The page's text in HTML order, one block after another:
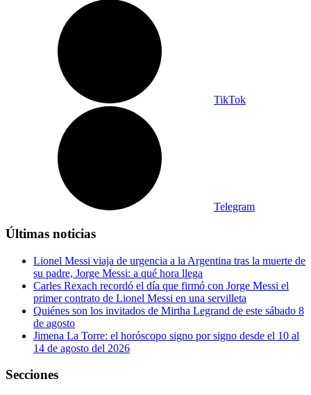
TikTok
Telegram
Últimas noticias
Lionel Messi viaja de urgencia a la Argentina tras la muerte de
su padre, Jorge Messi: a qué hora llega
Carles Rexach recordó el día que firmó con Jorge Messi el
primer contrato de Lionel Messi en una servilleta
Quiénes son los invitados de Mirtha Legrand de este sábado 8
de agosto
Jimena La Torre: el horóscopo signo por signo desde el 10 al
14 de agosto del 2026
Secciones